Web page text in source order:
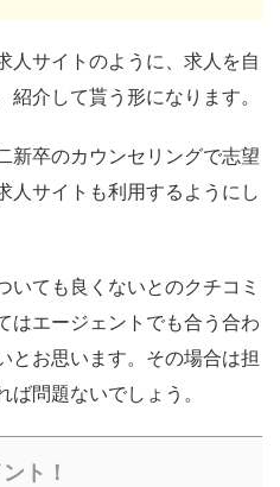
人サイトのように、求人を自
介して貰う形になります。
新卒のカウンセリングで志望
人サイトも利用するようにし
いても良くないとのクチコミ
はエージェントでも合う合わ
とお思います。その場合は担
ば問題ないでしょう。
ト！